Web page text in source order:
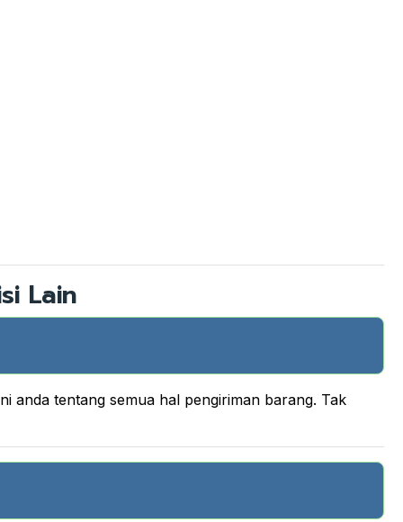
Lain
anda tentang semua hal pengiriman barang. Tak